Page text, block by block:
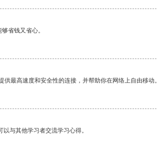
省钱又省心。
最高速度和安全性的连接，并帮助你在网络上自由移动。
与其他学习者交流学习心得。